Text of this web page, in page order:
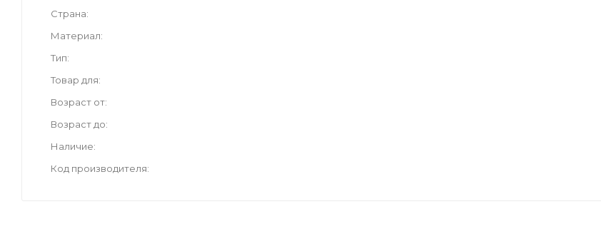
Страна
Материал
Тип
Товар для
Возраст от
Возраст до
Наличие
Код производителя